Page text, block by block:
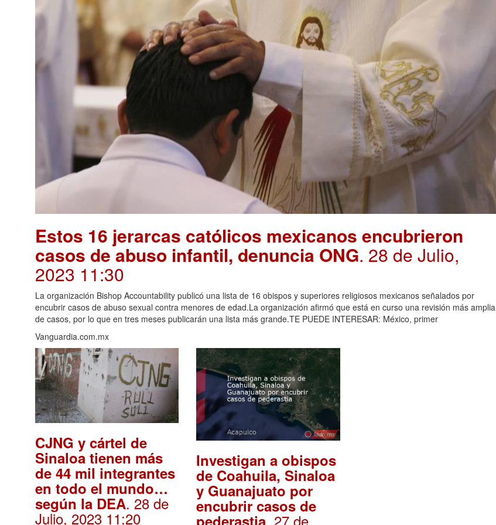
Estos 16 jerarcas católicos mexicanos encubrieron
casos de abuso infantil, denuncia ONG. 28 de Julio,
2023 11:30
La organización Bishop Accountability publicó una lista de 16 obispos y superiores religiosos mexicanos señalados por
encubrir casos de abuso sexual contra menores de edad.La organización afirmó que está en curso una revisión más amplia
de casos, por lo que en tres meses publicarán una lista más grande.TE PUEDE INTERESAR: México, primer
Vanguardia.com.mx
CJNG y cártel de
Sinaloa tienen más
de 44 mil integrantes
en todo el mundo…
según la DEA. 28 de
Julio, 2023 11:20
Investigan a obispos
de Coahuila, Sinaloa
y Guanajuato por
encubrir casos de
pederastia . 27 de